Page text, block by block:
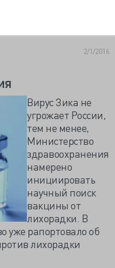
2/1/2016
Вирус Зика не
угрожает России,
тем не менее,
Министерство
здравоохранения
намерено
инициировать
научный поиск
вакцины от
лихорадки. В
уже рапортовало об
лихорадки